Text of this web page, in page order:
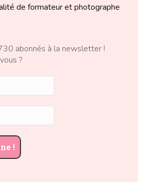
de formateur et photographe
abonnés à la newsletter !
?